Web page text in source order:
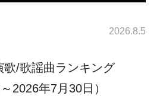
2026.8.5
歌/歌謡曲ランキング
2026年7月30日）